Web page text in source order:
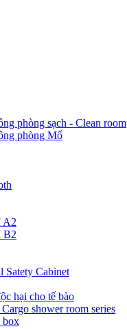
phòng sạch - Clean room
phòng Mổ
A2
B2
Satety Cabinet
hại cho tế bào
shower room series
box